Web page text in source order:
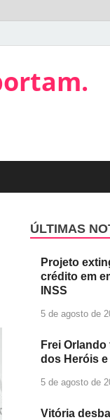
ÚLTIMAS
Projeto
crédito em
INSS
5 de agosto de
Frei
dos Heróis
5 de agosto de
Vitória